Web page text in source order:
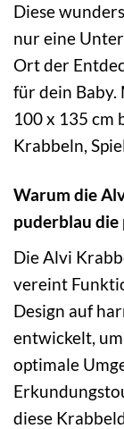
Diese
nur eine
Ort der
für dein
100 x 135 cm
Krabbeln,
Warum die
puderblau
Die Alvi
vereint
Design auf
entwickelt,
optimale
diese